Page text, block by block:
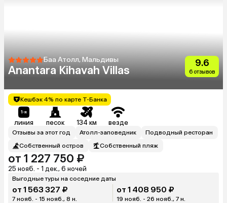
Баа Атолл, Мальдивы
Anantara Kihavah Villas
9.6
6 отзывов
Кешбэк 4% по карте Т-Банка
линия песок 134 км везде
Отзывы за этот год Атолл-заповедник
Подводный ресторан
Собственный остров
Собственный пляж
от 1 227 750 ₽
25 нояб. - 1 дек., 6 ночей
Выгодные туры на соседние даты
от 1 563 327 ₽
7 нояб. - 15 нояб., 8 н.
от 1 408 950 ₽
19 нояб. - 26 нояб., 7 н.